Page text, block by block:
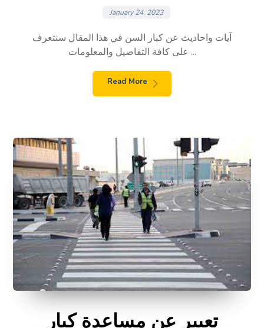
January 24, 2023
آيات واحاديث عن كبار السن في هذا المقال سنتعرف
على كافة التفاصيل والمعلومات ...
Read More
تعبير عن مساعدة كبار